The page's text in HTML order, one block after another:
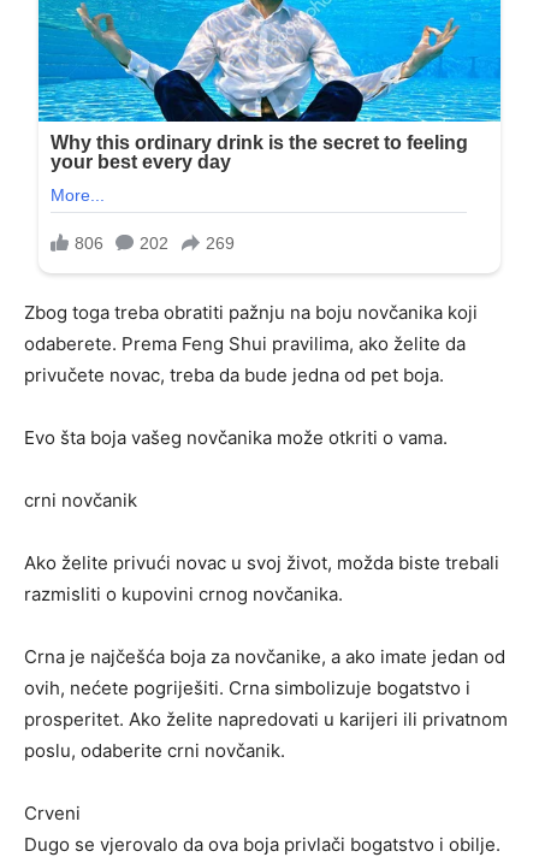
Zbog toga treba obratiti pažnju na boju novčanika koji
odaberete. Prema Feng Shui pravilima, ako želite da
privučete novac, treba da bude jedna od pet boja.
Evo šta boja vašeg novčanika može otkriti o vama.
crni novčanik
Ako želite privući novac u svoj život, možda biste trebali
razmisliti o kupovini crnog novčanika.
Crna je najčešća boja za novčanike, a ako imate jedan od
ovih, nećete pogriješiti. Crna simbolizuje bogatstvo i
prosperitet. Ako želite napredovati u karijeri ili privatnom
poslu, odaberite crni novčanik.
Crveni
Dugo se vjerovalo da ova boja privlači bogatstvo i obilje.